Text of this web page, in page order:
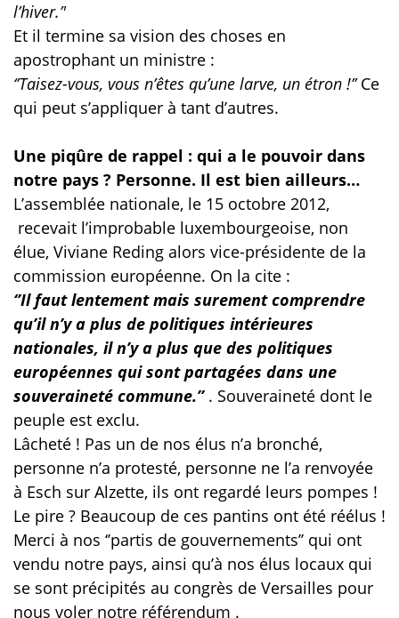
l’hiver.’'
Et il termine sa vision des choses en
apostrophant un ministre :
‘’Taisez-vous, vous n’êtes qu’une larve, un étron !’’Ce
qui peut s’appliquer à tant d’autres.
Une piqûre de rappel : qui a le pouvoir dans
notre pays ? Personne. Il est bien ailleurs…
L’assemblée nationale, le 15 octobre 2012,
recevait l’improbable luxembourgeoise, non
élue, Viviane Reding alors vice-présidente de la
commission européenne. On la cite :
‘’Il faut lentement mais surement comprendre
qu’il n’y a plus de politiques intérieures
nationales, il n’y a plus que des politiques
européennes qui sont partagées dans une
souveraineté commune.’’ . Souveraineté dont le
peuple est exclu.
Lâcheté ! Pas un de nos élus n’a bronché,
personne n’a protesté, personne ne l’a renvoyée
à Esch sur Alzette, ils ont regardé leurs pompes !
Le pire ? Beaucoup de ces pantins ont été réélus !
Merci à nos ‘’partis de gouvernements’’ qui ont
vendu notre pays, ainsi qu’à nos élus locaux qui
se sont précipités au congrès de Versailles pour
nous voler notre référendum .